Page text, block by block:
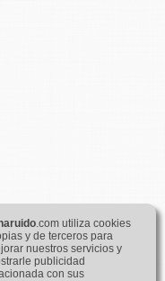
ruido.com utiliza cookies
y de terceros para
nuestros servicios y
publicidad
con sus